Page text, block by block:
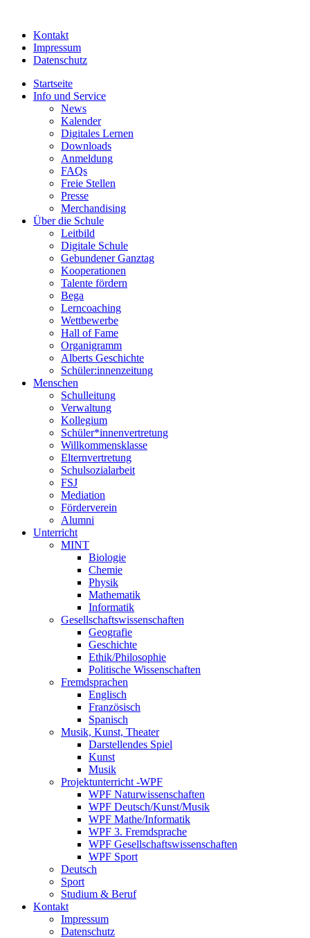
Kontakt
Impressum
Datenschutz
Startseite
Info und Service
News
Kalender
Digitales Lernen
Downloads
Anmeldung
FAQs
Freie Stellen
Presse
Merchandising
Über die Schule
Leitbild
Digitale Schule
Gebundener Ganztag
Kooperationen
Talente fördern
Bega
Lerncoaching
Wettbewerbe
Hall of Fame
Organigramm
Alberts Geschichte
Schüler:innenzeitung
Menschen
Schulleitung
Verwaltung
Kollegium
Schüler*innenvertretung
Willkommensklasse
Elternvertretung
Schulsozialarbeit
FSJ
Mediation
Förderverein
Alumni
Unterricht
MINT
Biologie
Chemie
Physik
Mathematik
Informatik
Gesellschaftswissenschaften
Geografie
Geschichte
Ethik/Philosophie
Politische Wissenschaften
Fremdsprachen
Englisch
Französisch
Spanisch
Musik, Kunst, Theater
Darstellendes Spiel
Kunst
Musik
Projektunterricht -WPF
WPF Naturwissenschaften
WPF Deutsch/Kunst/Musik
WPF Mathe/Informatik
WPF 3. Fremdsprache
WPF Gesellschaftswissenschaften
WPF Sport
Deutsch
Sport
Studium & Beruf
Kontakt
Impressum
Datenschutz